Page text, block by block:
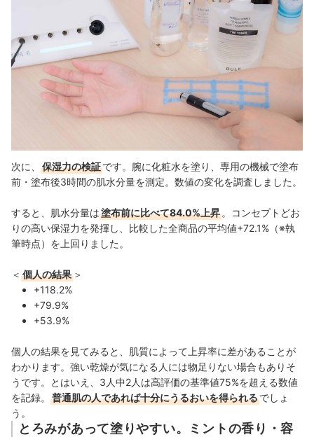
次に、 保湿力の検証です。腕に化粧水を塗り、専用の機械で塗布
前・塗布後3時間の肌水分量を測定。数値の変化を調査しました。
すると、肌水分量は塗布前に比べて84.0%上昇 。コンセプトどお
りの高い保湿力を発揮し、比較した全商品の平均値+72.1%（※執
筆時点）を上回りました。
＜ 個人の結果 ＞
+118.2%
+79.9%
+53.9%
個人の結果を見てみると、肌質によって上昇率に差があることが
わかります。強い乾燥が気になる人には物足りない場合もありそ
うです。とはいえ、3人中2人は高評価の基準値75%を超える数値
を記録。
普通肌の人であれば十分にうるおいを得られるでしょ
う。
とろみがあって塗りやすい。ミントの香り・容